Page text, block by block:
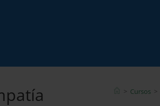
> Cursos >